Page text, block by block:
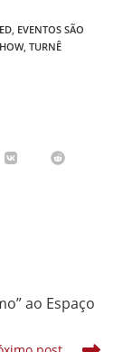
EVENTOS SÃO
, TURNÊ
Abre Abre
ao Espaço